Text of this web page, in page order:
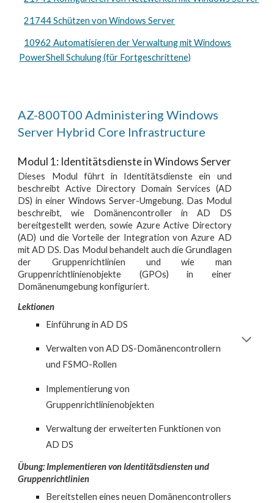
21744 Schützen von Windows Server
10962 Automatisieren der Verwaltung mit Windows
PowerShell Schulung (für Fortgeschrittene)
AZ-800T00 Administering Windows
Server Hybrid Core Infrastructure
Modul 1: Identitätsdienste in Windows Server
Dieses Modul führt in Identitätsdienste ein und
beschreibt Active Directory Domain Services (AD
DS) in einer Windows Server-Umgebung. Das Modul
beschreibt, wie Domänencontroller in AD DS
bereitgestellt werden, sowie Azure Active Directory
(AD) und die Vorteile der Integration von Azure AD
mit AD DS. Das Modul behandelt auch die Grundlagen
der Gruppenrichtlinien und wie man
Gruppenrichtlinienobjekte (GPOs) in einer
Domänenumgebung konfiguriert.
Lektionen
Einführung in AD DS
Verwalten von AD DS-Domänencontrollern
und FSMO-Rollen
Implementierung von
Gruppenrichtlinienobjekten
Verwaltung der erweiterten Funktionen von
AD DS
Übung: Implementieren von Identitätsdiensten und
Gruppenrichtlinien
Bereitstellen eines neuen Domänencontrollers